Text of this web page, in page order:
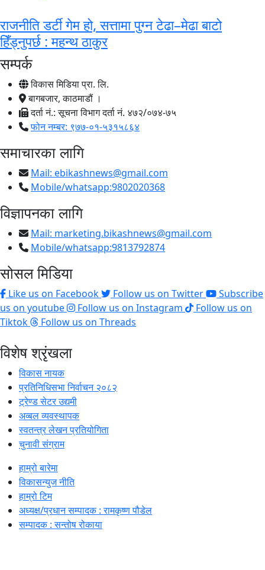
राजनीति डर्टी गेम हो, सत्तामा पुग्न टेढा–मेढा बाटो
हिँड्नुपर्छ : महन्थ ठाकुर
सम्पर्क
विकास मिडिया प्रा. लि.
बागबजार, काठमाडौं ।
दर्ता नं.: सूचना विभाग दर्ता नं. ४७२/०७४-७५
फोन नम्बर: ९७७-०१-५३१५८६४
समाचारका लागि
Mail: ebikashnews@gmail.com
Mobile/whatsapp:9802020368
विज्ञापनका लागि
Mail: marketing.bikashnews@gmail.com
Mobile/whatsapp:9813792874
सोसल मिडिया
Like us on Facebook Follow us on Twitter
Subscribe
us on youtube
Follow us on Instagram
Follow us on
Tiktok
Follow us on Threads
विशेष श्रृंखला
विकास नायक
प्रतिनिधिसभा निर्वाचन २०८२
ट्रेण्ड सेटर उद्यमी
अव्बल व्यवस्थापक
स्वतन्त्र लेखन प्रतियोगिता
चुनावी संग्राम
हाम्रो बारेमा
विकासन्युज नीति
हाम्रो टिम
अध्यक्ष/प्रधान सम्पादक : रामकृष्ण पौडेल
सम्पादक : सन्तोष रोकाया